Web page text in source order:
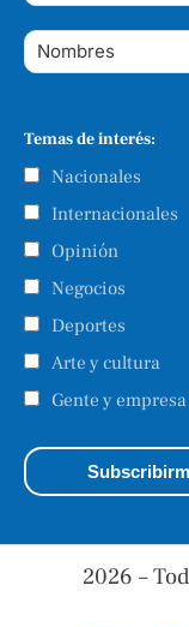
Temas de interés:
Nacionales
Internacionales
Opinión
Negocios
Deportes
Arte y cultura
Gente y empresa
2026 –